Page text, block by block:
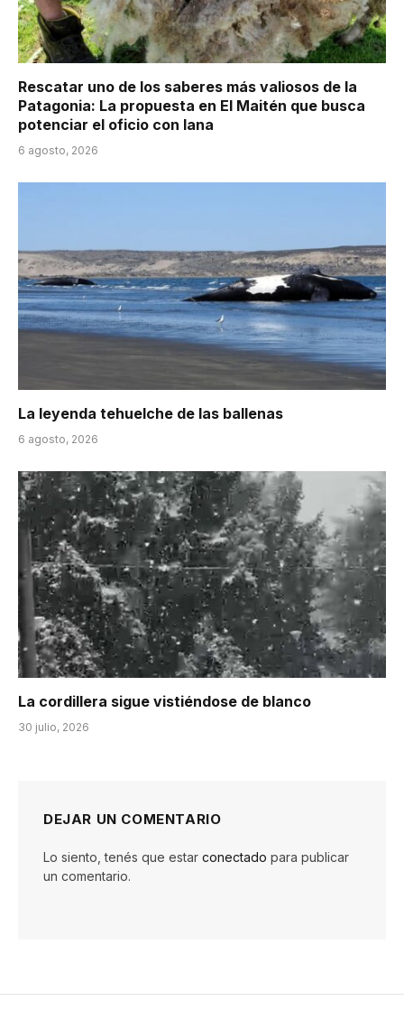
Rescatar uno de los saberes más valiosos de la
Patagonia: La propuesta en El Maitén que busca
potenciar el oficio con lana
6 agosto, 2026
La leyenda tehuelche de las ballenas
6 agosto, 2026
La cordillera sigue vistiéndose de blanco
30 julio, 2026
DEJAR UN COMENTARIO
Lo siento, tenés que estar conectado para publicar
un comentario.